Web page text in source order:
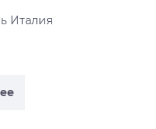
Италия